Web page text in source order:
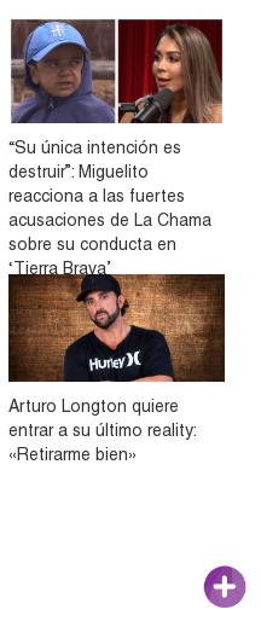
“Su única intención es
destruir”: Miguelito
reacciona a las fuertes
acusaciones de La Chama
sobre su conducta en
‘Tierra Brava’
Arturo Longton quiere
entrar a su último reality:
«Retirarme bien»